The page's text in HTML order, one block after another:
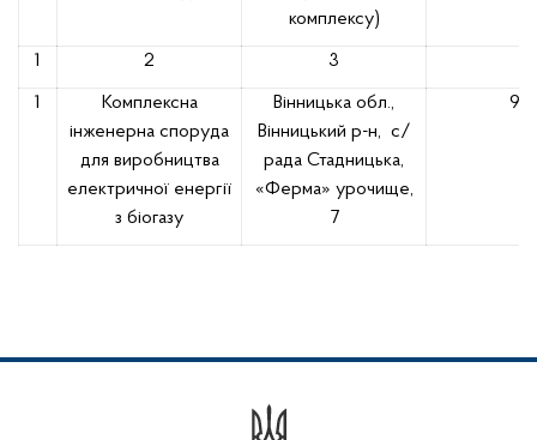
комплексу)
1 2 3
1
Комплексна
інженерна споруда
для виробництва
електричної енергії
з біогазу
Вінницька обл.,
Вінницький р-н, с/
рада Стадницька,
«Ферма» урочище,
7